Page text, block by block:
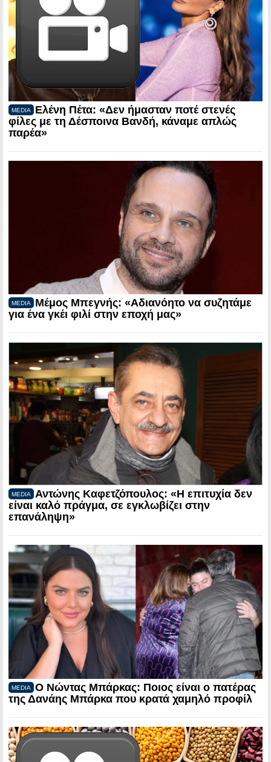
MEDIA
Ελένη Πέτα: «Δεν ήμασταν ποτέ στενές
φίλες με τη Δέσποινα Βανδή, κάναμε απλώς
παρέα»
MEDIA
Μέμος Μπεγνής: «Αδιανόητο να συζητάμε
για ένα γκέι φιλί στην εποχή μας»
MEDIA
Αντώνης Καφετζόπουλος: «Η επιτυχία δεν
είναι καλό πράγμα, σε εγκλωβίζει στην
επανάληψη»
MEDIA
Ο Νώντας Μπάρκας: Ποιος είναι ο πατέρας
της Δανάης Μπάρκα που κρατά χαμηλό προφίλ